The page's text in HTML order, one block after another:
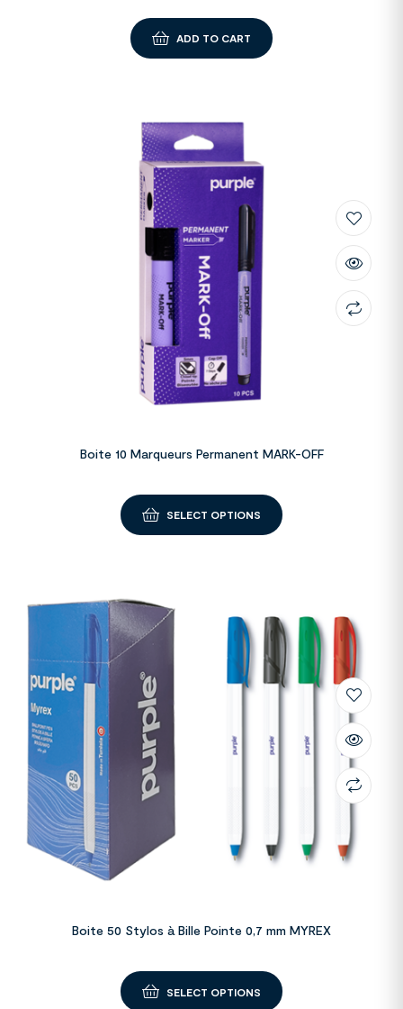
ADD TO CART
Boite 10 Marqueurs Permanent MARK-OFF
SELECT OPTIONS
Boite 50 Stylos à Bille Pointe 0,7 mm MYREX
SELECT OPTIONS